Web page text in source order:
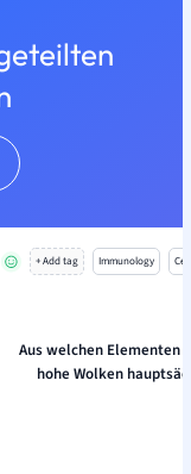
+ Add tag Immunology
Aus welchen Elementen
hohe Wolken